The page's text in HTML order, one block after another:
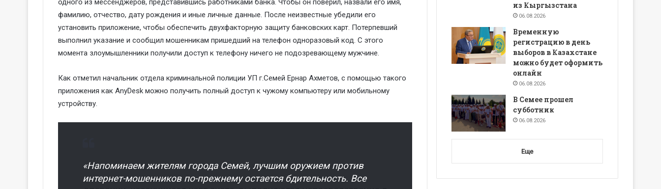
одного из мессенджеров, представившись работниками банка. Чтобы он поверил, назвали его имя,
фамилию, отчество, дату рождения и иные личные данные. После неизвестные убедили его
установить приложение, чтобы обеспечить двухфакторную защиту банковских карт. Потерпевший
выполнил указание и сообщил мошенникам пришедший на телефон одноразовый код. С этого
момента злоумышленники получили доступ к телефону ничего не подозревающему мужчине.
Как отметил начальник отдела криминальной полиции УП г.Семей Ернар Ахметов, с помощью такого
приложения как AnyDesk можно получить полный доступ к чужому компьютеру или мобильному
устройству.
«Напоминаем жителям города Семей, лучшим оружием против
интернет-мошенников по-прежнему остается бдительность. Все
из Кыргызстана
06.08.2026
Временную
регистрацию в день
выборов в Казахстане
можно будет оформить
онлайн
06.08.2026
В Семее прошел
субботник
06.08.2026
Еще